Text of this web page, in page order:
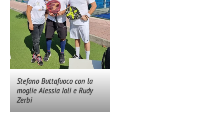
Stefano Buttafuoco con la
moglie Alessia Ioli e Rudy
Zerbi